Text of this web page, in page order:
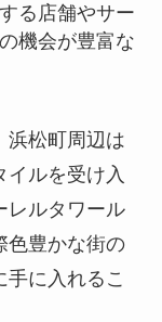
る店舗やサー
機会が豊富な
浜松町周辺は
ルを受け入
レルタワール
色豊かな街の
に入れるこ